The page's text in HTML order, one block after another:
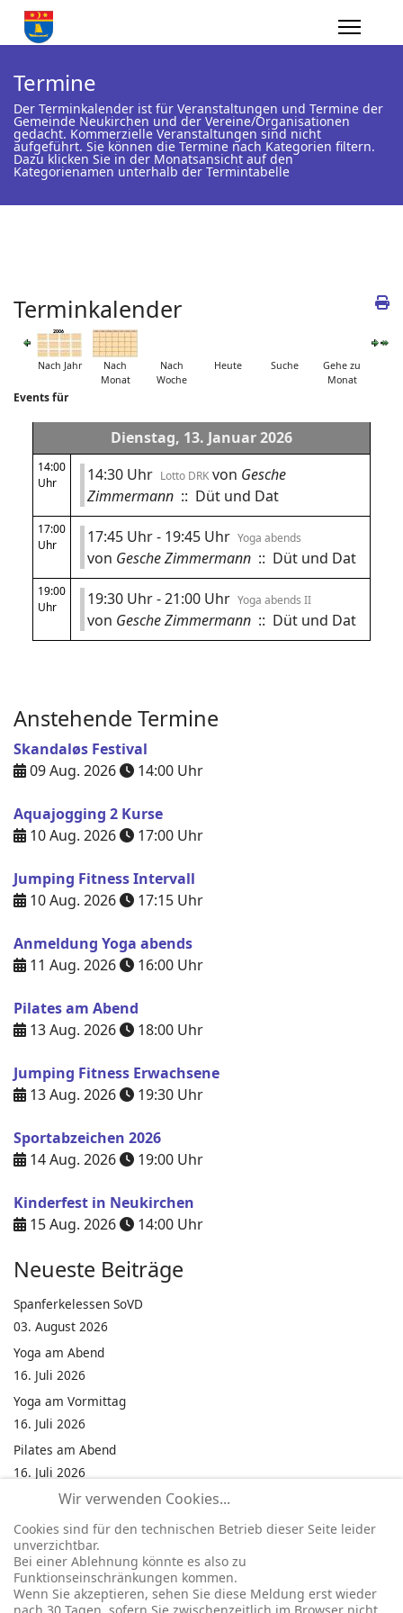
Termine
Der Terminkalender ist für Veranstaltungen und Termine der
Gemeinde Neukirchen und der Vereine/Organisationen
gedacht. Kommerzielle Veranstaltungen sind nicht
aufgeführt. Sie können die Termine nach Kategorien filtern.
Dazu klicken Sie in der Monatsansicht auf den
Kategorienamen unterhalb der Termintabelle
Terminkalender
Nach Jahr
Nach
Monat
Nach
Woche
Heute Suche
Gehe zu
Monat
Events für
Dienstag, 13. Januar 2026
14:00
Uhr
14:30 Uhr Lotto DRK von Gesche
Zimmermann :: Düt und Dat
17:00
Uhr
17:45 Uhr - 19:45 Uhr Yoga abends
von Gesche Zimmermann :: Düt und Dat
19:00
Uhr
19:30 Uhr - 21:00 Uhr Yoga abends II
von Gesche Zimmermann :: Düt und Dat
Anstehende Termine
Skandaløs Festival
09 Aug. 2026
14:00 Uhr
Aquajogging 2 Kurse
10 Aug. 2026
17:00 Uhr
Jumping Fitness Intervall
10 Aug. 2026
17:15 Uhr
Anmeldung Yoga abends
11 Aug. 2026
16:00 Uhr
Pilates am Abend
13 Aug. 2026
18:00 Uhr
Jumping Fitness Erwachsene
13 Aug. 2026
19:30 Uhr
Sportabzeichen 2026
14 Aug. 2026
19:00 Uhr
Kinderfest in Neukirchen
15 Aug. 2026
14:00 Uhr
Neueste Beiträge
Spanferkelessen SoVD
03. August 2026
Yoga am Abend
16. Juli 2026
Yoga am Vormittag
16. Juli 2026
Pilates am Abend
16. Juli 2026
Jumping Fitness Intervall
16. Juli 2026
Jumping Fitness Erwachsene
16. Juli 2026
Kinderfest in Neukirchen
Wir verwenden Cookies...
Cookies sind für den technischen Betrieb dieser Seite leider
unverzichtbar.
Bei einer Ablehnung könnte es also zu
Funktionseinschränkungen kommen.
Wenn Sie akzeptieren, sehen Sie diese Meldung erst wieder